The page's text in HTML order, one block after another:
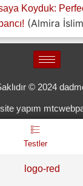
Koyduk:
(Almira
© 2024
yapım
Testler